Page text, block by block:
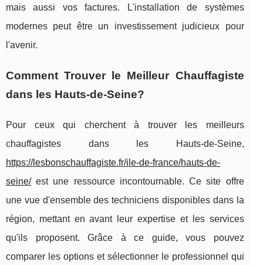
mais aussi vos factures. L'installation de systèmes
modernes peut être un investissement judicieux pour
l'avenir.
Comment Trouver le Meilleur Chauffagiste
dans les Hauts-de-Seine?
Pour ceux qui cherchent à trouver les meilleurs
chauffagistes dans les Hauts-de-Seine,
https://lesbonschauffagiste.fr/ile-de-france/hauts-de-
seine/est une ressource incontournable. Ce site offre
une vue d'ensemble des techniciens disponibles dans la
région, mettant en avant leur expertise et les services
qu'ils proposent. Grâce à ce guide, vous pouvez
comparer les options et sélectionner le professionnel qui